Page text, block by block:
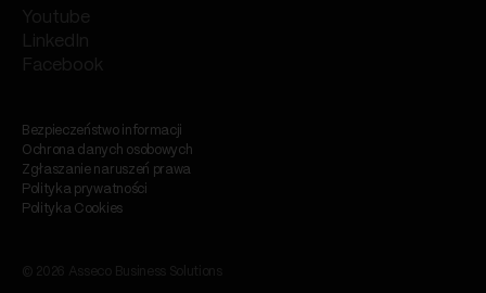
Youtube
LinkedIn
Facebook
Bezpieczeństwo informacji
Ochrona danych osobowych
Zgłaszanie naruszeń prawa
Polityka prywatności
Polityka Cookies
© 2026 Asseco Business Solutions